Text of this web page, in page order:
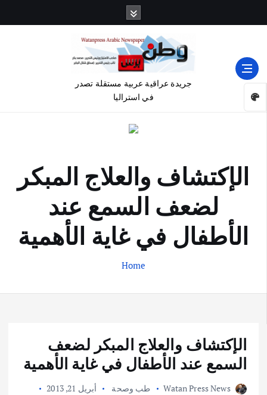
جريدة عراقية عربية مستقلة تصدر
في استراليا
الإكتشاف والعلاج المبكر
لضعف السمع عند
الأطفال في غاية الأهمية
Home
الإكتشاف والعلاج المبكر لضعف
السمع عند الأطفال في غاية الأهمية
Watan Press News طب وصحة
أبريل 21, 2013